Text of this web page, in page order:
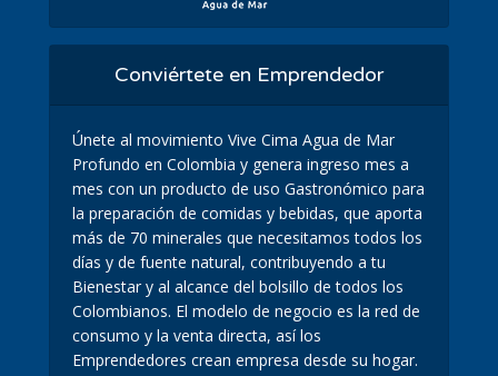
Conviértete en Emprendedor
Únete al movimiento Vive Cima Agua de Mar
Profundo en Colombia y genera ingreso mes a
mes con un producto de uso Gastronómico para
la preparación de comidas y bebidas, que aporta
más de 70 minerales que necesitamos todos los
días y de fuente natural, contribuyendo a tu
Bienestar y al alcance del bolsillo de todos los
Colombianos. El modelo de negocio es la red de
consumo y la venta directa, así los
Emprendedores crean empresa desde su hogar.